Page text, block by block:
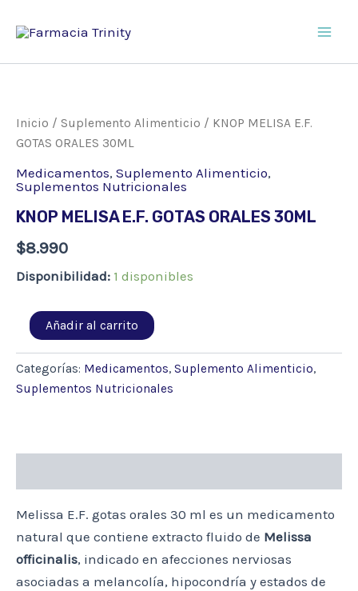
Inicio / Suplemento Alimenticio / KNOP MELISA E.F.
GOTAS ORALES 30ML
Medicamentos, Suplemento Alimenticio,
Suplementos Nutricionales
KNOP MELISA E.F. GOTAS ORALES 30ML
$8.990
Disponibilidad: 1 disponibles
KNOP
MELISA
E.F.
GOTAS
ORALES
30ML
Añadir al carrito
Categorías: Medicamentos, Suplemento Alimenticio,
Suplementos Nutricionales
Melissa E.F. gotas orales 30 ml es un medicamento
natural que contiene extracto fluido de Melissa
officinalis, indicado en afecciones nerviosas
asociadas a melancolía, hipocondría y estados de